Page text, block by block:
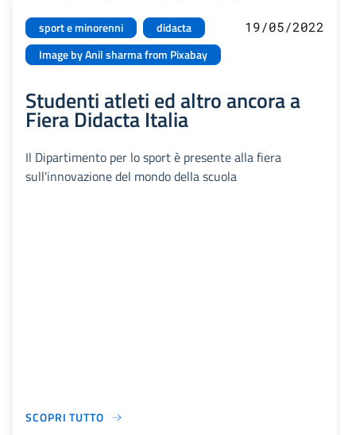
sport e minorenni
didacta
Image by Anil sharma from Pixabay
19/05/2022
Studenti atleti ed altro ancora a
Fiera Didacta Italia
Il Dipartimento per lo sport è presente alla fiera
sull'innovazione del mondo della scuola
SCOPRI TUTTO